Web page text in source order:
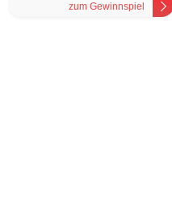
zum Gewinnspiel